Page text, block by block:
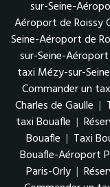
sur-Seine-
Aéroport de Roissy
Seine-Aéroport de
sur-Seine-Aéroport
taxi Mézy-sur-
Commander un
Charles de Gaulle |
taxi Bouafle |
Bouafle | Taxi
Bouafle-Aéroport
Paris-Orly |